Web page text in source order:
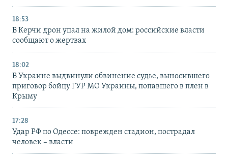
18:53
В Керчи дрон упал на жилой дом: российские власти
сообщают о жертвах
18:02
В Украине выдвинули обвинение судье, выносившего
приговор бойцу ГУР МО Украины, попавшего в плен в
Крыму
17:28
Удар РФ по Одессе: поврежден стадион, пострадал
человек – власти